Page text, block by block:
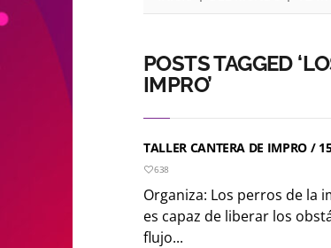
POSTS TAGGED
IMPRO’
TALLER CANTERA DE IMPRO /
638
Organiza: Los perros de la
es capaz de liberar los
flujo...